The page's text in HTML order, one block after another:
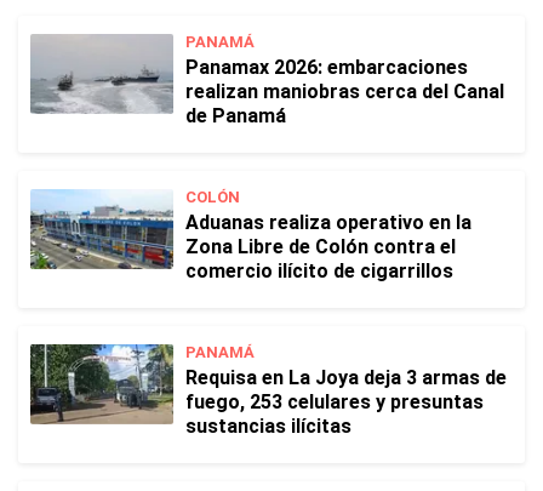
PANAMÁ
Panamax 2026: embarcaciones
realizan maniobras cerca del Canal
de Panamá
COLÓN
Aduanas realiza operativo en la
Zona Libre de Colón contra el
comercio ilícito de cigarrillos
PANAMÁ
Requisa en La Joya deja 3 armas de
fuego, 253 celulares y presuntas
sustancias ilícitas